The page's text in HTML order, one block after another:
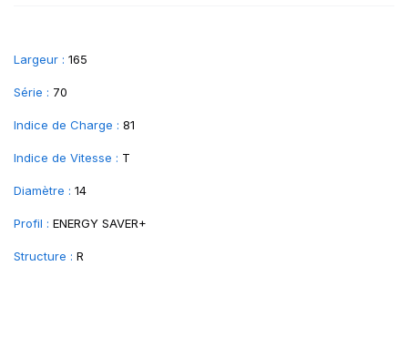
Largeur : 165
Série : 70
Indice de Charge : 81
Indice de Vitesse : T
Diamètre : 14
Profil : ENERGY SAVER+
Structure : R